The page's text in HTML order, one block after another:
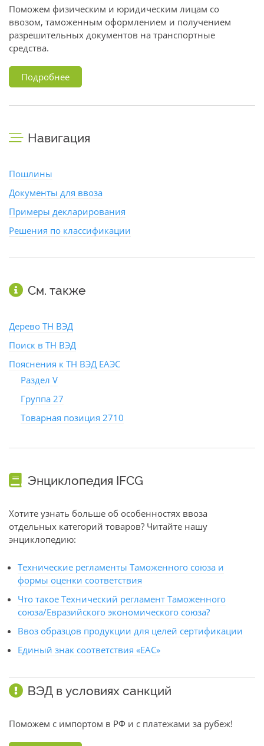
Поможем физическим и юридическим лицам со
ввозом, таможенным оформлением и получением
разрешительных документов на транспортные
средства.
Подробнее
Навигация
Пошлины
Документы для ввоза
Примеры декларирования
Решения по классификации
См. также
Дерево ТН ВЭД
Поиск в ТН ВЭД
Пояснения к ТН ВЭД ЕАЭС
Раздел V
Группа 27
Товарная позиция 2710
Энциклопедия IFCG
Хотите узнать больше об особенностях ввоза
отдельных категорий товаров? Читайте нашу
энциклопедию:
Технические регламенты Таможенного союза и
формы оценки соответствия
Что такое Технический регламент Таможенного
союза/Евразийского экономического союза?
Ввоз образцов продукции для целей сертификации
Единый знак соответствия «ЕАС»
ВЭД в условиях санкций
Поможем с импортом в РФ и с платежами за рубеж!